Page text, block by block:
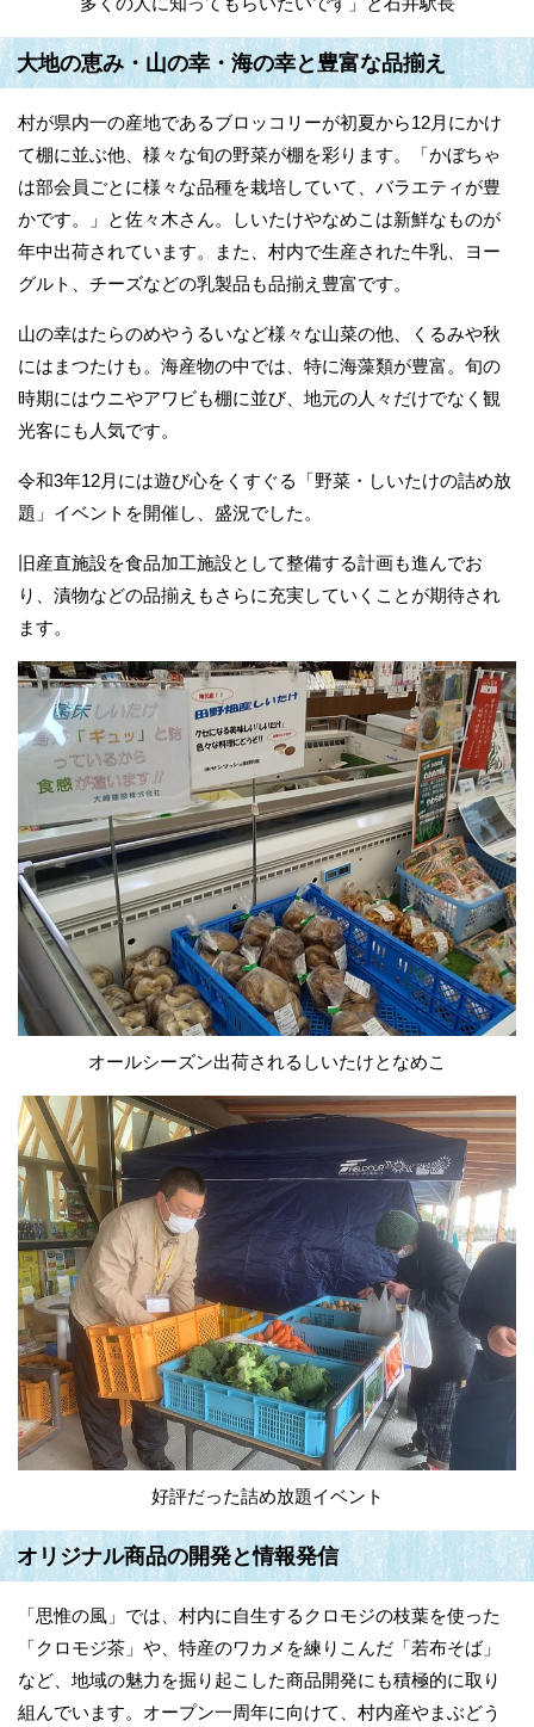
大地の恵み・山の幸・海の幸と豊富な品揃え
村が県内一の産地であるブロッコリーが初夏から12月にかけ
て棚に並ぶ他、様々な旬の野菜が棚を彩ります。「かぼちゃ
は部会員ごとに様々な品種を栽培していて、バラエティが豊
かです。」と佐々木さん。しいたけやなめこは新鮮なものが
年中出荷されています。また、村内で生産された牛乳、ヨー
グルト、チーズなどの乳製品も品揃え豊富です。
山の幸はたらのめやうるいなど様々な山菜の他、くるみや秋
にはまつたけも。海産物の中では、特に海藻類が豊富。旬の
時期にはウニやアワビも棚に並び、地元の人々だけでなく観
光客にも人気です。
令和3年12月には遊び心をくすぐる「野菜・しいたけの詰め放
題」イベントを開催し、盛況でした。
旧産直施設を食品加工施設として整備する計画も進んでお
り、漬物などの品揃えもさらに充実していくことが期待され
ます。
オールシーズン出荷されるしいたけとなめこ
好評だった詰め放題イベント
オリジナル商品の開発と情報発信
「思惟の風」では、村内に自生するクロモジの枝葉を使った
「クロモジ茶」や、特産のワカメを練りこんだ「若布そば」
など、地域の魅力を掘り起こした商品開発にも積極的に取り
組んでいます。オープン一周年に向けて、村内産やまぶどう